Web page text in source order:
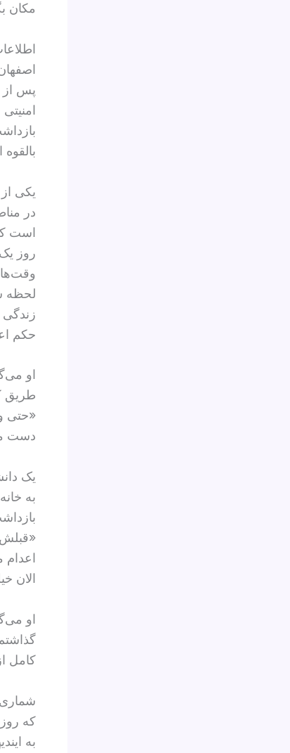
مکان
پس از
در
است
روز
لحظه
زندگی
حکم
او
طریق
«حتی
دست
به
«قبلش
اعدام
الان
او
کامل
به